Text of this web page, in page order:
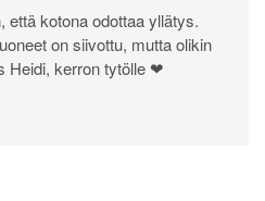
että kotona odottaa yllätys.
on siivottu, mutta olikin
Heidi, kerron tytölle ❤